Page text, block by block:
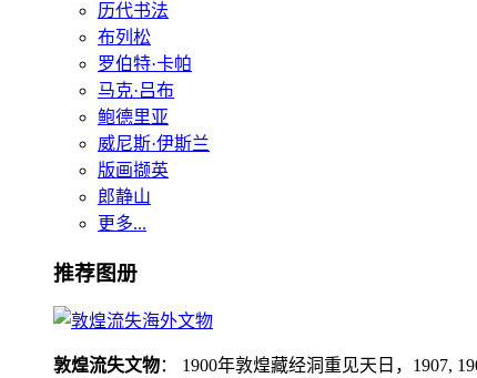
历代书法
布列松
罗伯特·卡帕
马克·吕布
鲍德里亚
威尼斯·伊斯兰
版画撷英
郎静山
更多...
推荐图册
敦煌流失文物： 1900年敦煌藏经洞重见天日，1907,